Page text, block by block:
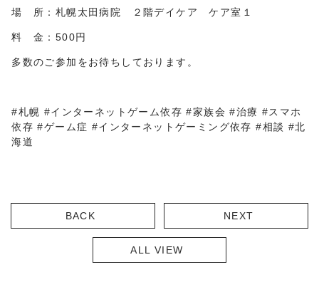
場 所：札幌太田病院 ２階デイケア ケア室１
料 金：500円
多数のご参加をお待ちしております。
#札幌 #インターネットゲーム依存 #家族会 #治療 #スマホ
依存 #ゲーム症 #インターネットゲーミング依存 #相談 #北
海道
BACK
ALL VIEW
NEXT